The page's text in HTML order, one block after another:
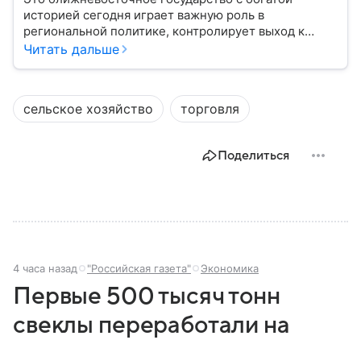
историей сегодня играет важную роль в
региональной политике, контролирует выход к
Персидскому заливу и Ормузскому проливу, а также
Читать дальше
сельское хозяйство торговля
Поделиться
4 часа назад "Российская газета" Экономика
Первые 500 тысяч тонн
свеклы переработали на